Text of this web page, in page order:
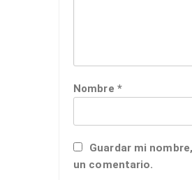
Nombre *
Guardar mi
un comentario.